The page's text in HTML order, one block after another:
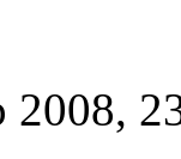
2008,